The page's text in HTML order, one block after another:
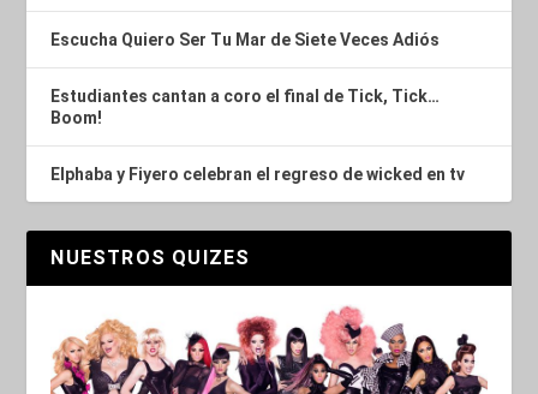
Escucha Quiero Ser Tu Mar de Siete Veces Adiós
Estudiantes cantan a coro el final de Tick, Tick…
Boom!
Elphaba y Fiyero celebran el regreso de wicked en tv
NUESTROS QUIZES